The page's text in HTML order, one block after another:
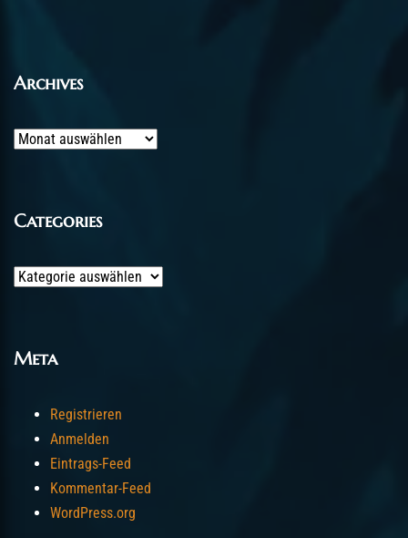
Archives
Archives
Categories
Categories
Meta
Registrieren
Anmelden
Eintrags-Feed
Kommentar-Feed
WordPress.org